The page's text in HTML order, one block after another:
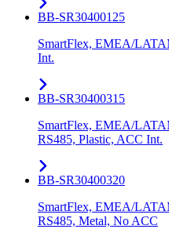
BB-SR30400125
SmartFlex, EMEA/
Int.
BB-SR30400315
SmartFlex, EMEA/
RS485, Plastic, ACC Int.
BB-SR30400320
SmartFlex, EMEA/
RS485, Metal, No ACC